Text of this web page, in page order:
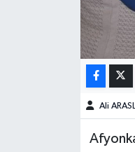
Ali